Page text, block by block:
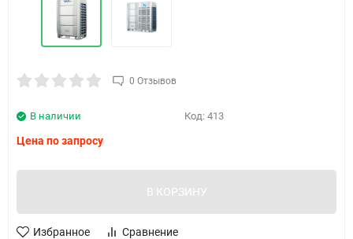
0 Отзывов
Код: 413
В наличии
Цена по запросу
В КОРЗИНУ
Избранное Сравнение